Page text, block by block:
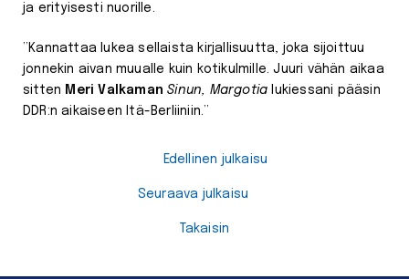
ja erityisesti nuorille.
”Kannattaa lukea sellaista kirjallisuutta, joka sijoittuu
jonnekin aivan muualle kuin kotikulmille. Juuri vähän aikaa
sitten Meri Valkaman Sinun, Margotia lukiessani pääsin
DDR:n aikaiseen Itä-Berliiniin.”
Edellinen julkaisu
Takaisin
Seuraava julkaisu